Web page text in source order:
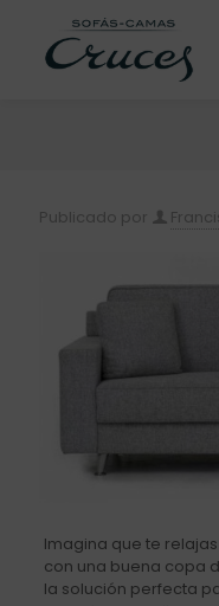
Publicado por
Imagina que te
con una buena copa
la solución perfecta